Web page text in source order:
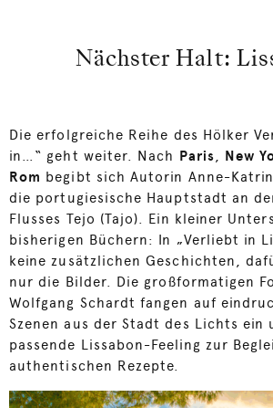
Nächster Halt:
Die erfolgreiche Reihe des Hölker
in…“ geht weiter. Nach Paris, New
Rom begibt sich Autorin Anne-
die portugiesische Hauptstadt an
Flusses Tejo (Tajo). Ein kleiner
bisherigen Büchern: In „Verliebt in
keine zusätzlichen Geschichten,
nur die Bilder. Die großformatigen
Wolfgang Schardt fangen auf
Szenen aus der Stadt des Lichts ein
passende Lissabon-Feeling zur
authentischen Rezepte.